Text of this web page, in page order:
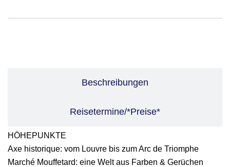
Beschreibungen
Reisetermine/*Preise*
HÖHEPUNKTE
Axe historique: vom Louvre bis zum Arc de Triomphe
Marché Mouffetard: eine Welt aus Farben & Gerüchen